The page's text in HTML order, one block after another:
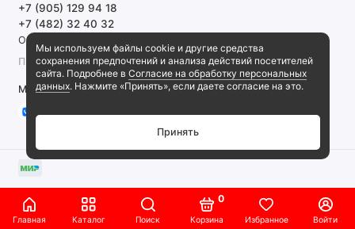
Главная Каталог Поиск Корзина
0
Избранное Войти
Мы используем файлы cookie и другие средства
сохранения предпочтений и анализа действий посетителей
сайта. Подробнее в Согласие на обработку персональных
данных. Нажмите «Принять», если даете согласие на это.
Принять
+7 (905) 129 94 18
+7 (482) 32 40 32
Обратный звонок
ПН-ПТ 9:00-18:00 СБ, ВС выходной
Мы в сети